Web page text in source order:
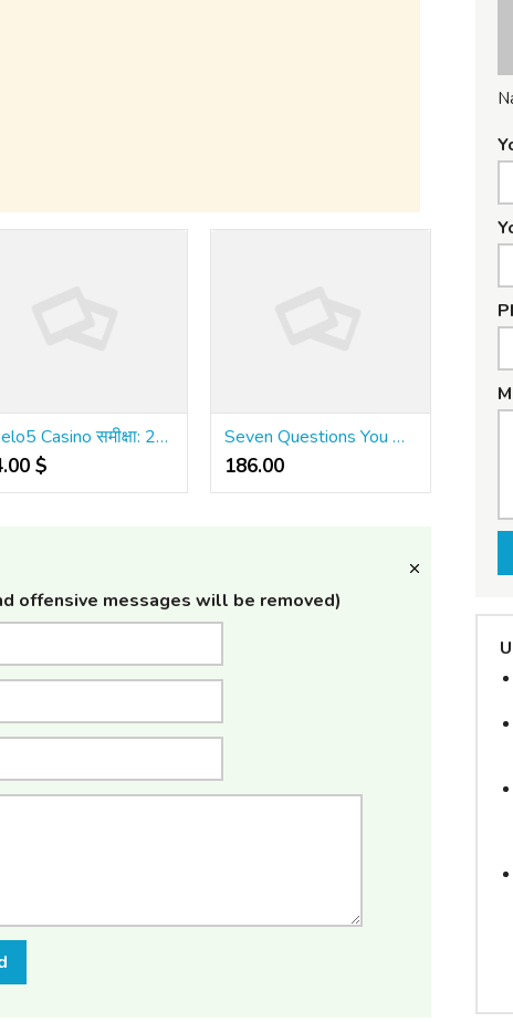
Khelo5 Casino समीक्षा: 2025 में यह इतना लोकप्रिय क्यों है?
$
Seven Questions You Need To Ask About แทงบอลออนไลน์
186.00 ₹
offensive messages will be removed)